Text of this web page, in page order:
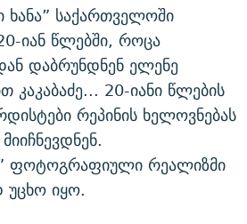
ხანა” საქართველოში
იან წლებში, როცა
დაბრუნდნენ ელენე
კაკაბაძე... 20-იანი წლების
რეპინის ხელოვნებას
ფოტოგრაფიული რეალიზმი
იყო.